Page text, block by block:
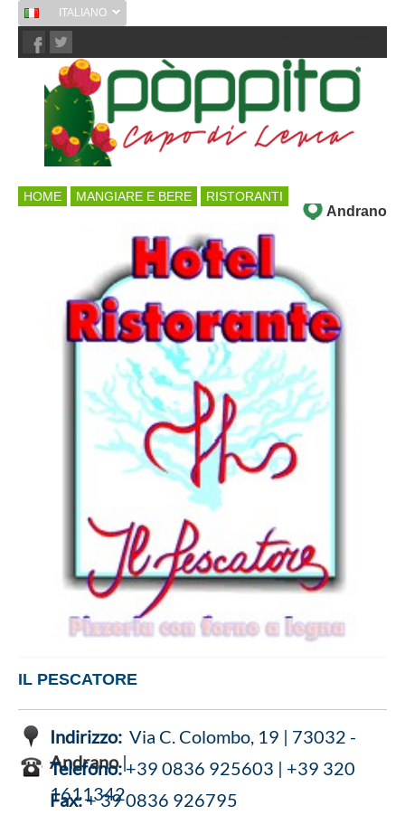
ITALIANO
HOME MANGIARE E BERE RISTORANTI
Andrano
IL PESCATORE
Indirizzo: Via C. Colombo, 19 | 73032 -
Andrano|
Telefono: +39 0836 925603 | +39 320
1611342
Fax:+ 39 0836 926795